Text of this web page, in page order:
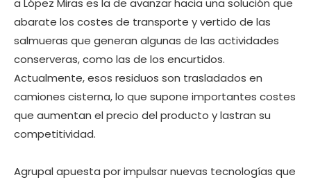
a López Miras es la de avanzar hacia una solución que
abarate los costes de transporte y vertido de las
salmueras que generan algunas de las actividades
conserveras, como las de los encurtidos.
Actualmente, esos residuos son trasladados en
camiones cisterna, lo que supone importantes costes
que aumentan el precio del producto y lastran su
competitividad.
Agrupal apuesta por impulsar nuevas tecnologías que